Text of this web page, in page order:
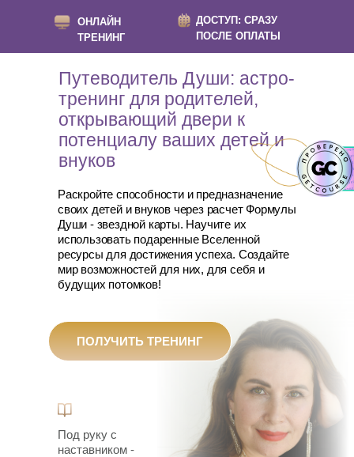
ОНЛАЙН
ТРЕНИНГ
ДОСТУП: СРАЗУ
ПОСЛЕ ОПЛАТЫ
Раскройте способности и предназначение
своих детей и внуков через расчет Формулы
Души - звездной карты. Научите их
использовать подаренные Вселенной
ресурсы для достижения успеха. Создайте
мир возможностей для них, для себя и
будущих потомков!
Путеводитель Души: астро-
тренинг для родителей,
открывающий двери к
потенциалу ваших детей и
внуков
Под руку с
наставником -
ПОЛУЧИТЬ ТРЕНИНГ